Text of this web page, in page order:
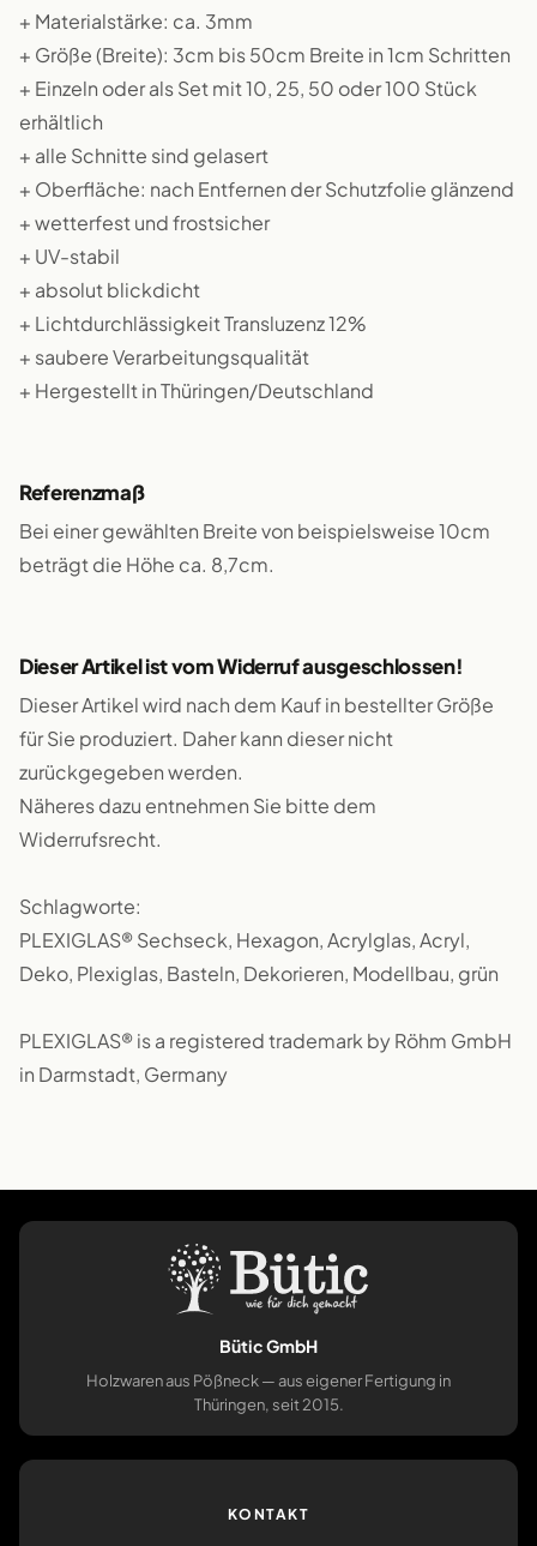
+ Materialstärke: ca. 3mm
+ Größe (Breite): 3cm bis 50cm Breite in 1cm Schritten
+ Einzeln oder als Set mit 10, 25, 50 oder 100 Stück
erhältlich
+ alle Schnitte sind gelasert
+ Oberfläche: nach Entfernen der Schutzfolie glänzend
+ wetterfest und frostsicher
+ UV-stabil
+ absolut blickdicht
+ Lichtdurchlässigkeit Transluzenz 12%
+ saubere Verarbeitungsqualität
+ Hergestellt in Thüringen/Deutschland
Referenzmaß
Bei einer gewählten Breite von beispielsweise 10cm
beträgt die Höhe ca. 8,7cm.
Dieser Artikel ist vom Widerruf ausgeschlossen!
Dieser Artikel wird nach dem Kauf in bestellter Größe
für Sie produziert. Daher kann dieser nicht
zurückgegeben werden.
Näheres dazu entnehmen Sie bitte dem
Widerrufsrecht.
Schlagworte:
PLEXIGLAS® Sechseck, Hexagon, Acrylglas, Acryl,
Deko, Plexiglas, Basteln, Dekorieren, Modellbau, grün
PLEXIGLAS® is a registered trademark by Röhm GmbH
in Darmstadt, Germany
Bütic GmbH
Holzwaren aus Pößneck — aus eigener Fertigung in
Thüringen, seit 2015.
KONTAKT